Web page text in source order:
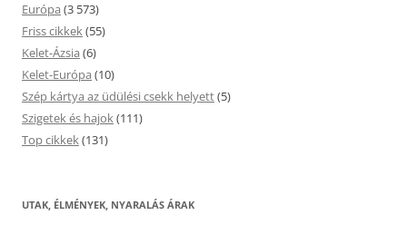
Európa (3 573)
Friss cikkek(55)
Kelet-Ázsia (6)
Kelet-Európa (10)
Szép kártya az üdülési csekk helyett(5)
Szigetek és hajok(111)
Top cikkek(131)
UTAK, ÉLMÉNYEK, NYARALÁS ÁRAK